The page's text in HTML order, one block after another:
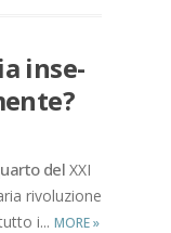
in­se­
del XXI
ri­vo­lu­zio­ne
i... MORE»